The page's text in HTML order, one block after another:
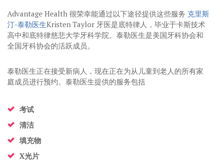
Advantage Health 很荣幸能通过以下途径提供这些服务 克里斯
汀-泰勒医生Kristen Taylor 牙医是底特律人，毕业于卡斯技术
高中和底特律慈悲大学牙科学院。泰勒医生是美国牙科协会和
全国牙科协会的活跃成员。
泰勒医生正在接受新病人，现在正在为从儿童到老人的所有家
庭成员进行预约。泰勒医生提供的服务包括
考试
清洁
填充物
X光片